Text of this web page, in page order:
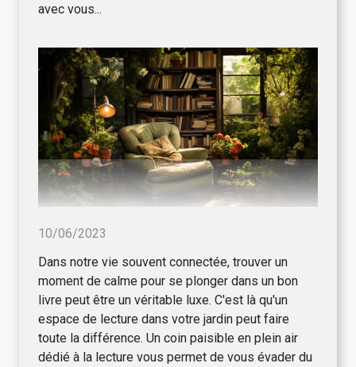
avec vous...
10/06/2023
Dans notre vie souvent connectée, trouver un
moment de calme pour se plonger dans un bon
livre peut être un véritable luxe. C'est là qu'un
espace de lecture dans votre jardin peut faire
toute la différence. Un coin paisible en plein air
dédié à la lecture vous permet de vous évader du